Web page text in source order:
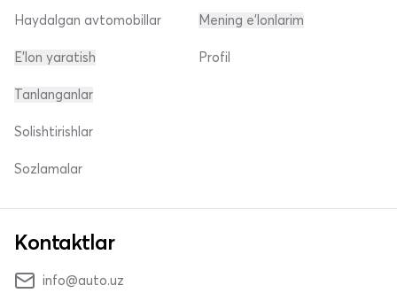
Haydalgan avtomobillar
E'lon yaratish
Mening e'lonlarim
Profil
Tanlanganlar
Solishtirishlar
Sozlamalar
Kontaktlar
info@auto.uz